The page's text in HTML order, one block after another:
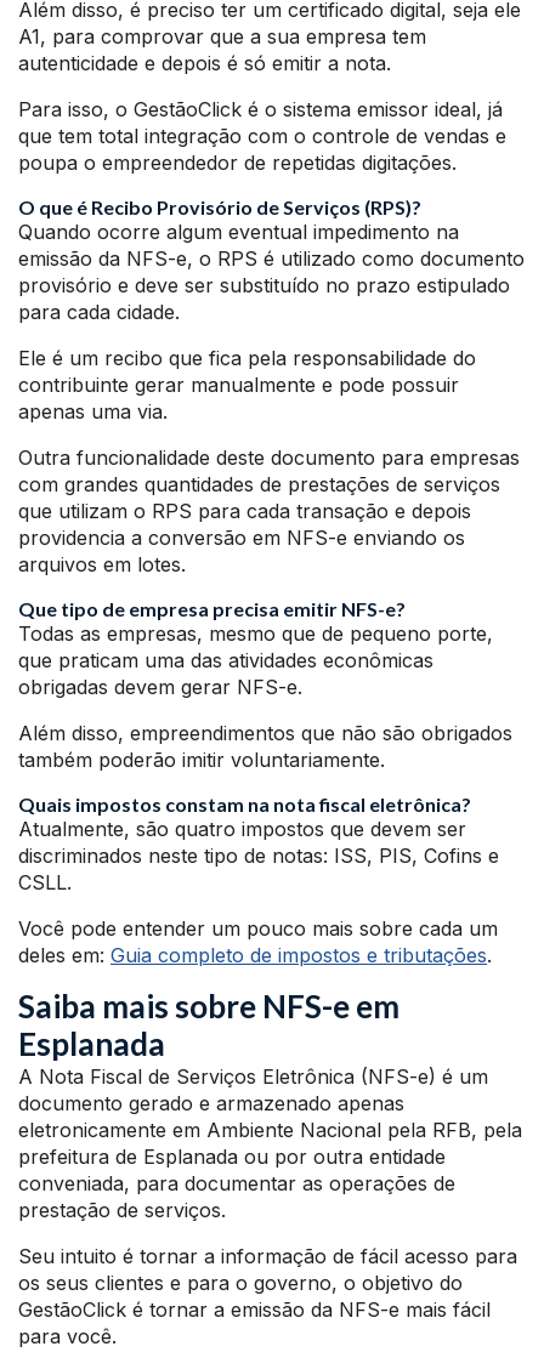
Além disso, é preciso ter um certificado digital, seja ele
A1, para comprovar que a sua empresa tem
autenticidade e depois é só emitir a nota.
Para isso, o GestãoClick é o sistema emissor ideal, já
que tem total integração com o controle de vendas e
poupa o empreendedor de repetidas digitações.
O que é Recibo Provisório de Serviços (RPS)?
Quando ocorre algum eventual impedimento na
emissão da NFS-e, o RPS é utilizado como documento
provisório e deve ser substituído no prazo estipulado
para cada cidade.
Ele é um recibo que fica pela responsabilidade do
contribuinte gerar manualmente e pode possuir
apenas uma via.
Outra funcionalidade deste documento para empresas
com grandes quantidades de prestações de serviços
que utilizam o RPS para cada transação e depois
providencia a conversão em NFS-e enviando os
arquivos em lotes.
Que tipo de empresa precisa emitir NFS-e?
Todas as empresas, mesmo que de pequeno porte,
que praticam uma das atividades econômicas
obrigadas devem gerar NFS-e.
Além disso, empreendimentos que não são obrigados
também poderão imitir voluntariamente.
Quais impostos constam na nota fiscal eletrônica?
Atualmente, são quatro impostos que devem ser
discriminados neste tipo de notas: ISS, PIS, Cofins e
CSLL.
Você pode entender um pouco mais sobre cada um
deles em: Guia completo de impostos e tributações.
Saiba mais sobre NFS-e em
Esplanada
A Nota Fiscal de Serviços Eletrônica (NFS-e) é um
documento gerado e armazenado apenas
eletronicamente em Ambiente Nacional pela RFB, pela
prefeitura de Esplanada ou por outra entidade
conveniada, para documentar as operações de
prestação de serviços.
Seu intuito é tornar a informação de fácil acesso para
os seus clientes e para o governo, o objetivo do
GestãoClick é tornar a emissão da NFS-e mais fácil
para você.